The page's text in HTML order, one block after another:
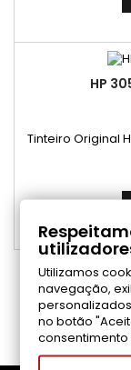
HP
Tinteiro Original

Utilizamos
navegação,
no botão